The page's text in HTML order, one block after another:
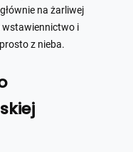
na żarliwej
wstawiennictwo i
z nieba.